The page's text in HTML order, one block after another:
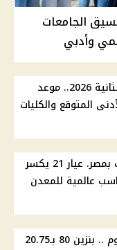
من 55% في تنسيق الجامعات
مؤشرات تنسيق المرحلة الثانية 2026.. موعد
المتوقع والكليات
ارتفاع جديد بأسعار الذهب بمصر. عيار 21 يكسر
أسعار الوقود في مصر اليوم .. بنزين 80 بـ20.75